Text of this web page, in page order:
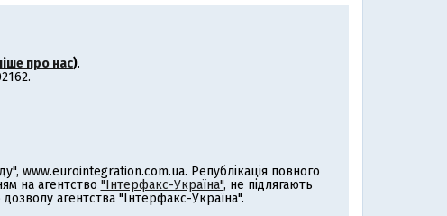
про нас).
www.eurointegration.com.ua. Републікація повного
на агентство "Інтерфакс-Україна", не підлягають
агентства "Інтерфакс-Україна".